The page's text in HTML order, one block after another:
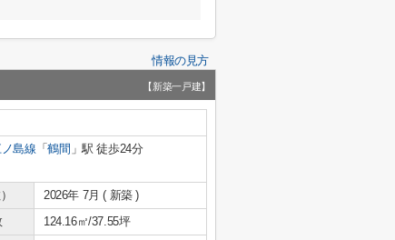
情報の見方
【新築一戸建】
島線 「鶴間 」駅 徒歩24分
2026年 7月 ( 新築 )
124.16㎡/37.55坪